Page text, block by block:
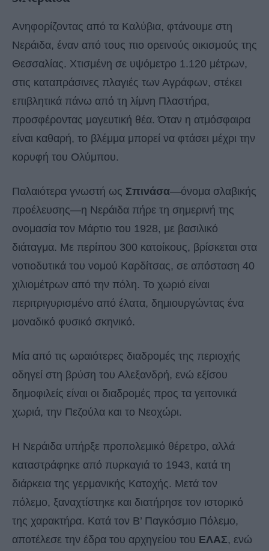
Ανηφορίζοντας από τα Καλύβια, φτάνουμε στη
Νεράιδα, έναν από τους πιο ορεινούς οικισμούς της
Θεσσαλίας. Χτισμένη σε υψόμετρο 1.120 μέτρων,
στις καταπράσινες πλαγιές των Αγράφων, στέκει
επιβλητικά πάνω από τη λίμνη Πλαστήρα,
προσφέροντας μαγευτική θέα. Όταν η ατμόσφαιρα
είναι καθαρή, το βλέμμα μπορεί να φτάσει μέχρι την
κορυφή του Ολύμπου.
Παλαιότερα γνωστή ως Σπινάσα—όνομα σλαβικής
προέλευσης—η Νεράιδα πήρε τη σημερινή της
ονομασία τον Μάρτιο του 1928, με βασιλικό
διάταγμα. Με περίπου 300 κατοίκους, βρίσκεται στα
νοτιοδυτικά του νομού Καρδίτσας, σε απόσταση 40
χιλιομέτρων από την πόλη. Το χωριό είναι
περιτριγυρισμένο από έλατα, δημιουργώντας ένα
μοναδικό φυσικό σκηνικό.
Μία από τις ωραιότερες διαδρομές της περιοχής
οδηγεί στη βρύση του Αλεξανδρή, ενώ εξίσου
δημοφιλείς είναι οι διαδρομές προς τα γειτονικά
χωριά, την Πεζούλα και το Νεοχώρι.
Η Νεράιδα υπήρξε προπολεμικό θέρετρο, αλλά
καταστράφηκε από πυρκαγιά το 1943, κατά τη
διάρκεια της γερμανικής Κατοχής. Μετά τον
πόλεμο, ξαναχτίστηκε και διατήρησε τον ιστορικό
της χαρακτήρα. Κατά τον Β’ Παγκόσμιο Πόλεμο,
αποτέλεσε την έδρα του αρχηγείου του ΕΛΑΣ, ενώ